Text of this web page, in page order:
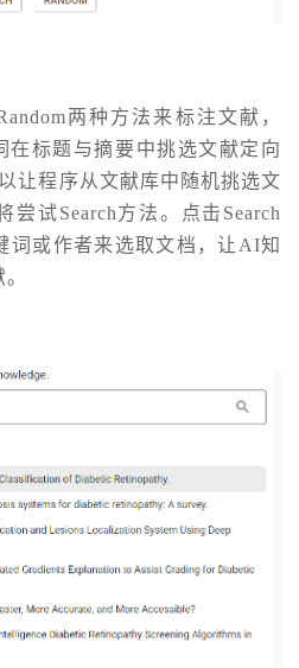
两种方法来标注文献，
在标题与摘要中挑选文献定向
让程序从文献库中随机挑选文
试Search方法。点击Search
词或作者来选取文档，让AI知